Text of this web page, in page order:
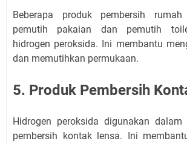
Beberapa produk pembersih
pemutih pakaian dan pemutih
hidrogen peroksida. Ini membantu
dan memutihkan permukaan.
5. Produk Pembersih
Hidrogen peroksida digunakan dalam
pembersih kontak lensa. Ini